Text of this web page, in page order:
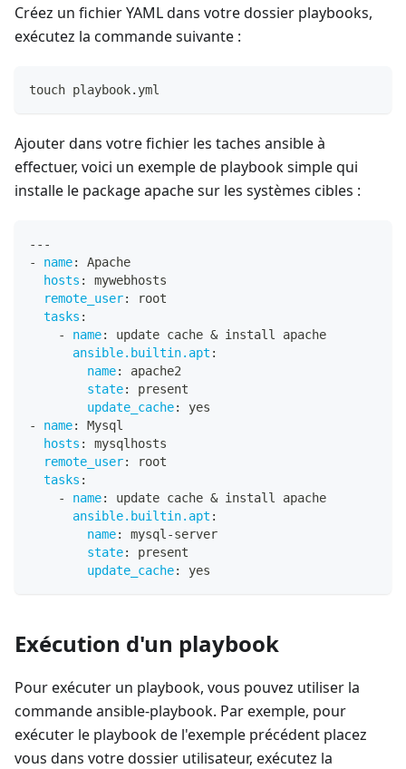
Créez un fichier YAML dans votre dossier playbooks,
exécutez la commande suivante :
touch playbook.yml
Ajouter dans votre fichier les taches ansible à
effectuer, voici un exemple de playbook simple qui
installe le package apache sur les systèmes cibles :
---
-
name:
Apache
hosts :
mywebhosts
remote_user:
root
tasks :
-
name:
update cache & install apache
ansible.builtin.apt :
name:
apache2
state:
present
update_cache:
yes
-
name:
Mysql
hosts :
mysqlhosts
remote_user:
root
tasks :
-
name:
update cache & install apache
ansible.builtin.apt :
name: mysql -server
state:
present
update_cache: yes
Exécution d'un playbook
Pour exécuter un playbook, vous pouvez utiliser la
commande ansible-playbook. Par exemple, pour
exécuter le playbook de l'exemple précédent placez
vous dans votre dossier utilisateur, exécutez la